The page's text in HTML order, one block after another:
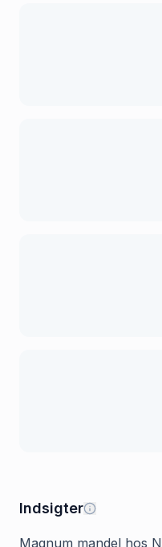
Indsigter
Magnum mandel hos